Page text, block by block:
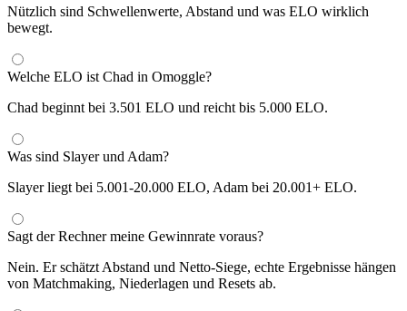
Nützlich sind Schwellenwerte, Abstand und was ELO wirklich
bewegt.
Welche ELO ist Chad in Omoggle?
Chad beginnt bei 3.501 ELO und reicht bis 5.000 ELO.
Was sind Slayer und Adam?
Slayer liegt bei 5.001-20.000 ELO, Adam bei 20.001+ ELO.
Sagt der Rechner meine Gewinnrate voraus?
Nein. Er schätzt Abstand und Netto-Siege, echte Ergebnisse hängen
von Matchmaking, Niederlagen und Resets ab.